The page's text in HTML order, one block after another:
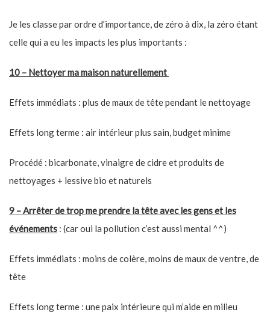
Je les classe par ordre d’importance, de zéro à dix, la zéro étant
celle qui a eu les impacts les plus importants :
10 – Nettoyer ma maison naturellement
Effets immédiats : plus de maux de tête pendant le nettoyage
Effets long terme : air intérieur plus sain, budget minime
Procédé : bicarbonate, vinaigre de cidre et produits de
nettoyages + lessive bio et naturels
9 – Arrêter de trop me prendre la tête avec les gens et les
événements : (car oui la pollution c’est aussi mental ^^)
Effets immédiats : moins de colère, moins de maux de ventre, de
tête
Effets long terme : une paix intérieure qui m’aide en milieu